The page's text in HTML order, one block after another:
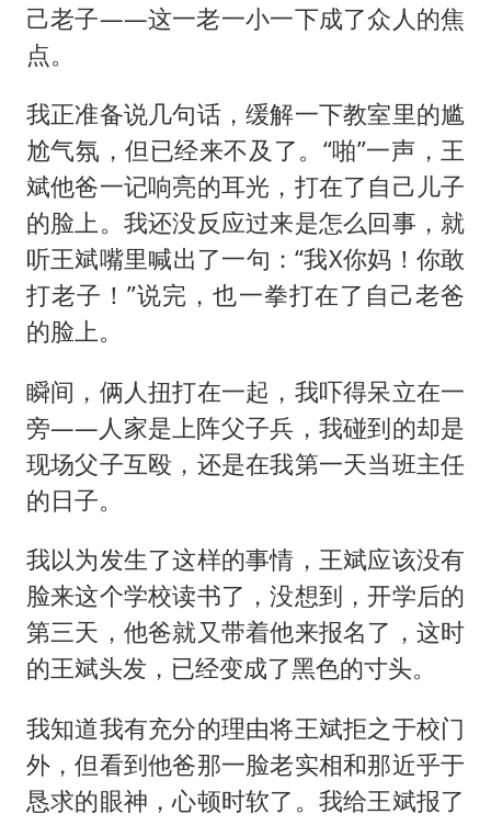
己老子——这一老一小一下成了众人的焦
点。
我正准备说几句话，缓解一下教室里的尴
尬气氛，但已经来不及了。“啪”一声，王
斌他爸一记响亮的耳光，打在了自己儿子
的脸上。我还没反应过来是怎么回事，就
听王斌嘴里喊出了一句：“我X你妈！你敢
打老子！”说完，也一拳打在了自己老爸
的脸上。
瞬间，俩人扭打在一起，我吓得呆立在一
旁——人家是上阵父子兵，我碰到的却是
现场父子互殴，还是在我第一天当班主任
的日子。
我以为发生了这样的事情，王斌应该没有
脸来这个学校读书了，没想到，开学后的
第三天，他爸就又带着他来报名了，这时
的王斌头发，已经变成了黑色的寸头。
我知道我有充分的理由将王斌拒之于校门
外，但看到他爸那一脸老实相和那近乎于
恳求的眼神，心顿时软了。我给王斌报了